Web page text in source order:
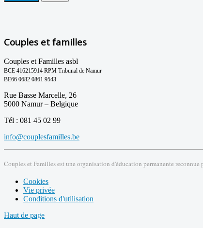
Couples et familles
Couples et Familles asbl
BCE 416215914 RPM Tribunal de Namur
BE66 0682 0861 9543
Rue Basse Marcelle, 26
5000 Namur – Belgique
Tél : 081 45 02 99
info@couplesfamilles.be
Couples et Familles est une organisation d'éducation permanente
Cookies
Vie privée
Conditions d'utilisation
Haut de page